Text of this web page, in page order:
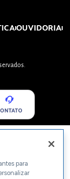
OUVIDORIA
para